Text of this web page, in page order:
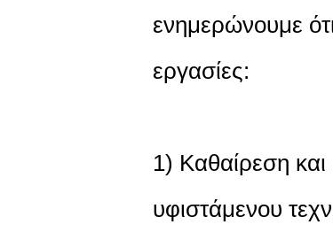
ενημερώνουμε
εργασίες:
1) Καθαίρεση
υφιστάμενου